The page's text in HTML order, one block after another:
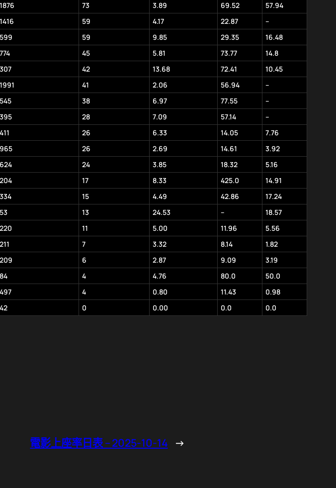
1876 73 3.89 69.52
57.94
1416 59 4.17 22.87
–
599 59 9.85 29.35
16.48
774 45 5.81 73.77
14.8
307 42 13.68 72.41
10.45
1991 41 2.06 56.94
–
545 38 6.97 77.55
–
395 28 7.09 57.14
–
411 26 6.33 14.05
7.76
965 26 2.69 14.61
3.92
624 24 3.85 18.32
5.16
204 17 8.33 425.0
14.91
334 15 4.49 42.86
17.24
53 13 24.53 –
18.57
220 11 5.00 11.96
5.56
211 7 3.32 8.14
1.82
209 6 2.87 9.09
3.19
84 4 4.76 80.0
50.0
497 4 0.80 11.43
0.98
42 0 0.00 0.0 0.0
電影上座率日表 – 2025-10-14 →